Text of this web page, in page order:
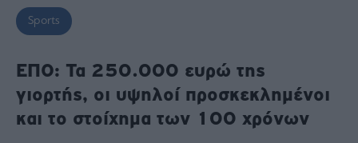
Ναυτιλία
Πολιτική
Πολιτισμός
Sports
ΕΠΟ: Τα 250.000 ευρώ της
γιορτής, οι υψηλοί προσκεκλημένοι
και το στοίχημα των 100 χρόνων